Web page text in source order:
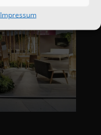
Impressum